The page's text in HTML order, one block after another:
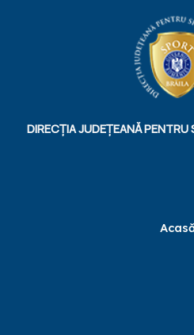
DIRECȚIA JUDEȚEANĂ PENTRU